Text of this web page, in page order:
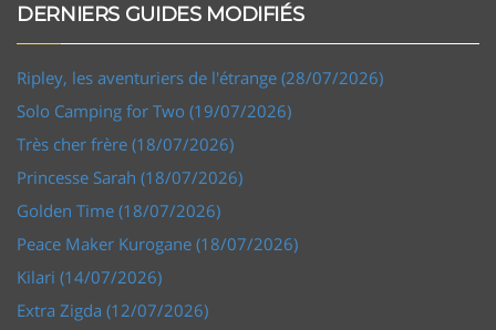
DERNIERS GUIDES MODIFIÉS
Ripley, les aventuriers de l'étrange (28/07/2026)
Solo Camping for Two (19/07/2026)
Très cher frère (18/07/2026)
Princesse Sarah (18/07/2026)
Golden Time (18/07/2026)
Peace Maker Kurogane (18/07/2026)
Kilari (14/07/2026)
Extra Zigda (12/07/2026)